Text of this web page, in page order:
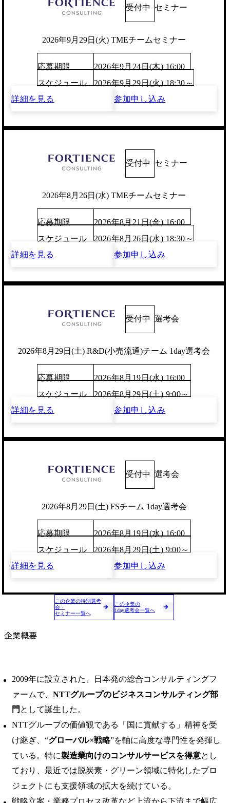
受付中 セミナー
2026年9月29日(火) TMEチームセミナー
応募期限
2026年9月24日(木) 16:00
スケジュール
2026年9月29日(火) 18:30～
詳細を見る
参加申し込み
受付中 セミナー
2026年8月26日(水) TMEチームセミナー
応募期限
2026年8月21日(金) 16:00
スケジュール
2026年8月26日(水) 18:30～
詳細を見る
参加申し込み
受付中 選考会
2026年8月29日(土) R&D(小売流通)チーム 1day選考会
応募期限
2026年8月19日(水) 16:00
スケジュール
2026年8月29日(土) 9:00～
詳細を見る
参加申し込み
受付中 選考会
2026年8月29日(土) FSチーム 1day選考会
応募期限
2026年8月19日(水) 16:00
スケジュール
2026年8月29日(土) 9:00～
詳細を見る
参加申し込み
この企業の特別選考
会・
セミナー一覧へ
この企業の
1day選考会一覧へ
企業概要
2009年に設立された、日本発の総合コンサルティングフ
ァームで、 NTTグループのビジネスコンサルティング部
門 として誕生した。
NTTグループの価値観である「国に貢献する」精神を受
け継ぎ、“グローバル×戦略”を軸に高度な専門性を発揮し
ている。特に製造業向けのコンサルサービスを得意とし
ており、最近では脱炭素・グリーン領域に特化したプロ
ジェクトにも支援領域の拡大を続けている。
戦略立案・業務プロセス改革など上流から下流まで幅広